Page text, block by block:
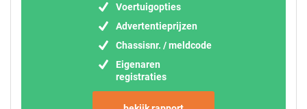
Voertuigopties
Advertentieprijzen
Chassisnr. / meldcode
Eigenaren
registraties